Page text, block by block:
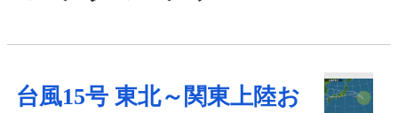
台風15号 東北～関東上陸お